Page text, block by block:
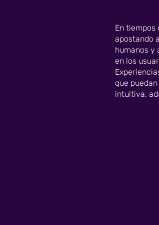
En tiempos
apostando
humanos y
en los
que
intuitiva,